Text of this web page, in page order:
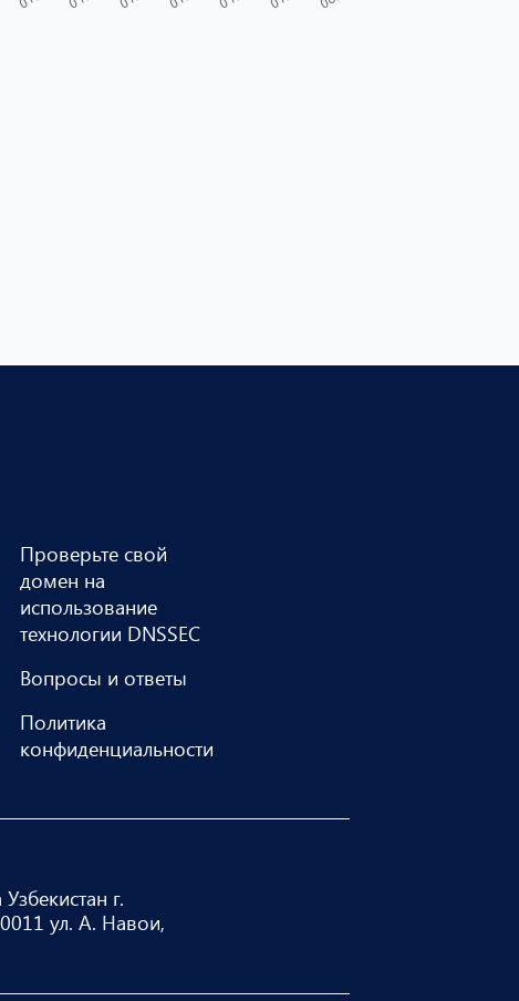
Проверьте свой
домен на
использование
технологии DNSSEC
Вопросы и ответы
Политика
конфиденциальности
г.
ул. А. Навои,